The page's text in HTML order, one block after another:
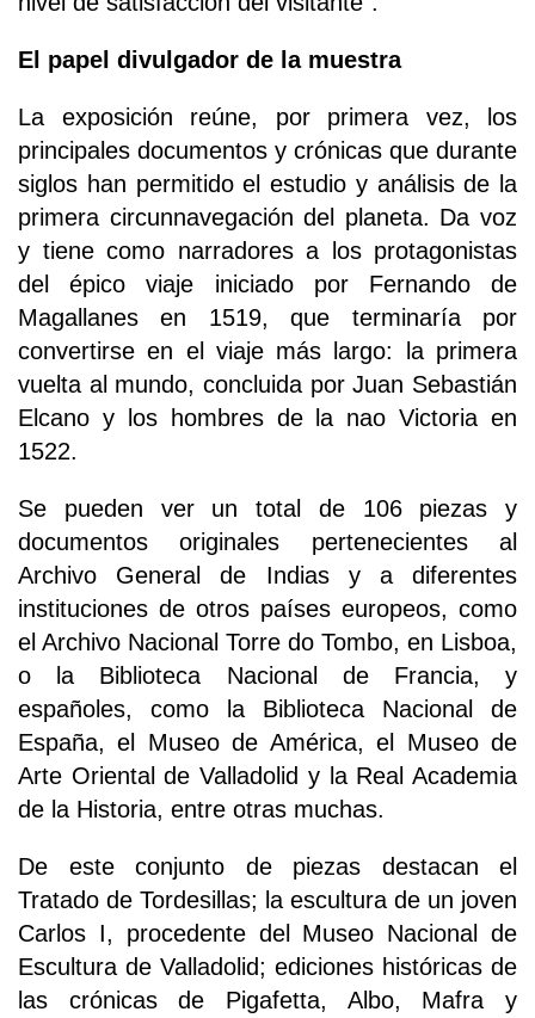
El papel divulgador de la muestra
La exposición reúne, por primera vez, los
principales documentos y crónicas que durante
siglos han permitido el estudio y análisis de la
primera circunnavegación del planeta. Da voz
y tiene como narradores a los protagonistas
del épico viaje iniciado por Fernando de
Magallanes en 1519, que terminaría por
convertirse en el viaje más largo: la primera
vuelta al mundo, concluida por Juan Sebastián
Elcano y los hombres de la nao Victoria en
1522.
Se pueden ver un total de 106 piezas y
documentos originales pertenecientes al
Archivo General de Indias y a diferentes
instituciones de otros países europeos, como
el Archivo Nacional Torre do Tombo, en Lisboa,
o la Biblioteca Nacional de Francia, y
españoles, como la Biblioteca Nacional de
España, el Museo de América, el Museo de
Arte Oriental de Valladolid y la Real Academia
de la Historia, entre otras muchas.
De este conjunto de piezas destacan el
Tratado de Tordesillas; la escultura de un joven
Carlos I, procedente del Museo Nacional de
Escultura de Valladolid; ediciones históricas de
las crónicas de Pigafetta, Albo, Mafra y